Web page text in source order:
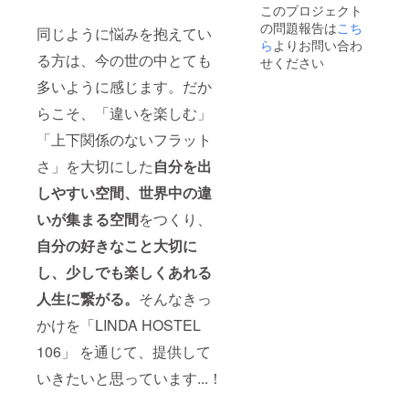
同じように悩みを抱えてい
る方は、今の世の中とても
多いように感じます。だか
らこそ、「違いを楽しむ」
「上下関係のないフラット
さ」を大切にした自分を出
しやすい空間、 世界中の違
いが集まる空間をつくり、
自分の好きなこと大切に
し、少しでも楽しくあれる
人生に繋がる。 そんなきっ
かけを「LINDA HOSTEL
106」 を通じて、提供して
いきたいと思っています...！
このプロジェクト
の問題報告はこち
らよりお問い合わ
せください